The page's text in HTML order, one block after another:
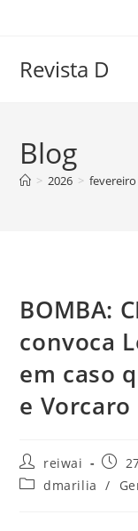
conteúdo
Revista D
Blog
> 2026 > fevereiro
BOMBA:
convoca
em caso
e Vorcaro
Autor
do
post:
reiwai
Post
Categoria
dmarilia /